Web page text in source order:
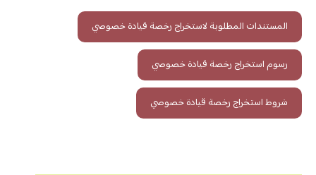
المستندات المطلوبة لاستخراج رخصة قيادة خصوصي
رسوم استخراج رخصة قيادة خصوصي
شروط استخراج رخصة قيادة خصوصي